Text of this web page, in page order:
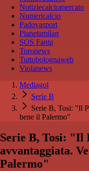
Notiziecalciomercato
Numericalcio
Padovasport
Pianetamilan
SOS Fanta
Toronews
Tuttobolognaweb
Violanews
Mediagol
Serie B
Serie B, Tosi: "Il
bene il Palermo"
Serie B, Tosi: "Il
avvantaggiata.
Palermo"